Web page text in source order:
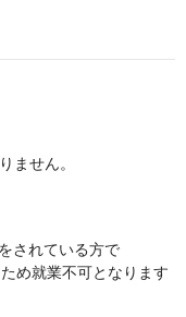
ません。
されている方で
め就業不可となります